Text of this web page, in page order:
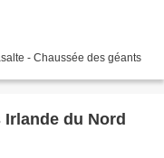
- Chaussée des géants
du Nord